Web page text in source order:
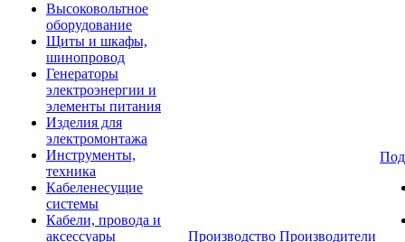
Высоковольтное
оборудование
Щиты и шкафы,
шинопровод
Генераторы
электроэнергии и
элементы питания
Изделия для
электромонтажа
Инструменты,
техника
Кабеленесущие
системы
Кабели, провода и
аксессуары
Производство Производители